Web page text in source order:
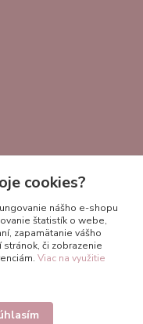
cookies?
nášho e-shopu
štatistík o webe,
zapamätanie vášho
či zobrazenie
Viac na využitie